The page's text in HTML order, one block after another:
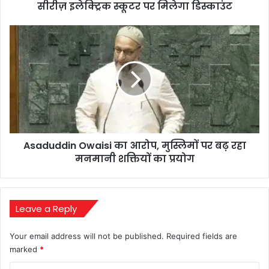
डिस्काउंट
सीरीज़ इलेक्ट्रिक स्कूटर पर मिलेगा डिस्काउंट
Asaduddin
Owaisi
आरोप,
मुस्लिमों
मनमानी
शक्तियोंAsaduddin Owaisi का आरोप, मुस्लिमों पर बढ़ रहा
मनमानी शक्तियों का प्रयोग
Leave a Reply
Your email address will not be published. Required fields are
marked *